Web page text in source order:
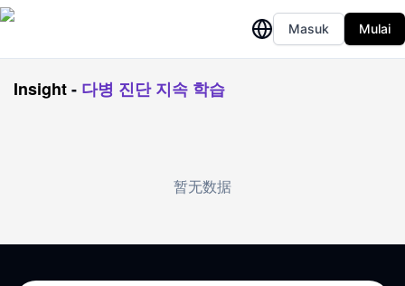
Masuk Mulai
Insight- 다병 진단 지속 학습
暂无数据